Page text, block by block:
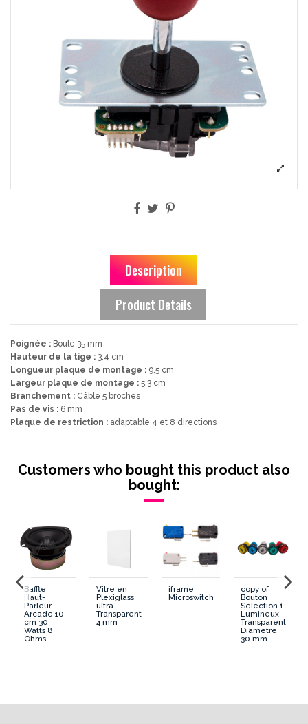
Description
Product Details
Poignée : Boule 35 mm
Hauteur de la tige : 3,4 cm
Longueur plaque de montage : 9,5 cm
Largeur plaque de montage : 5,3 cm
Branchement : Câble 5 broches
Pas de vis : 6 mm
Plaque de restriction : adaptable 4 et 8 directions
Panel Bois/Metal/PVC Métal/PVC/Bois
Court et Long
PCB ou Microswitch PCB
Boule ou Poire Boule
Availability date: 2018-10-15
Customers who bought this product also
bought:
Baffle
Haut-
Parleur
Arcade 10
cm 30
Watts 8
Ohms
Vitre en
Plexiglass
ultra
Transparent
4 mm
iframe
Microswitch
copy of
Bouton
Sélection 1
Lumineux
Transparent
Diamètre
30 mm